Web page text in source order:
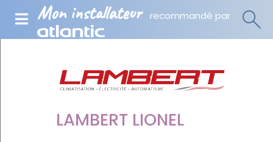
Mon installateur recommandé par
LAMBERT LIONEL